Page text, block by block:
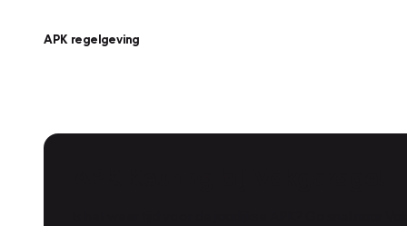
APK regelgeving